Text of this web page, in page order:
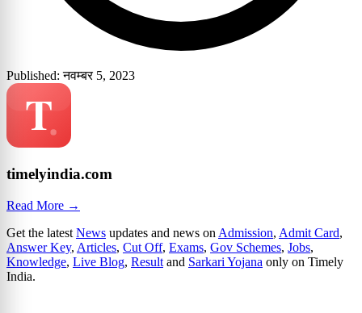
Published: नवम्बर 5, 2023
timelyindia.com
Read More →
Get the latest News updates and news on Admission, Admit Card,
Answer Key, Articles, Cut Off, Exams, Gov Schemes, Jobs,
Knowledge, Live Blog, Result and Sarkari Yojana only on Timely
India.